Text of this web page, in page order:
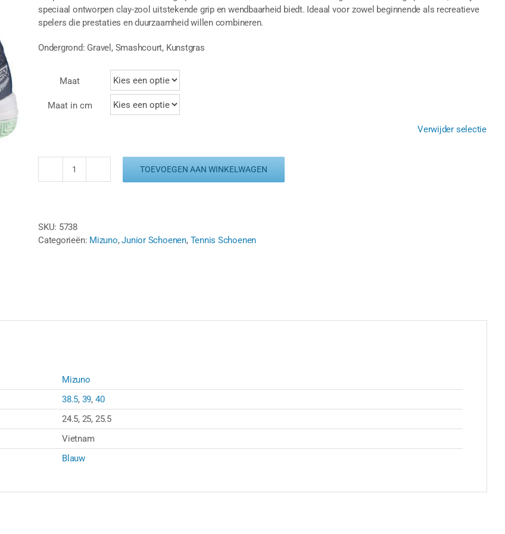
speciaal ontworpen clay-zool uitstekende grip en wendbaarheid biedt. Ideaal voor zowel beginnende als recreatieve
spelers die prestaties en duurzaamheid willen combineren.
Ondergrond: Gravel, Smashcourt, Kunstgras
Maat
Maat in cm
Verwijder selectie
MIZUNO
CLAY
-
TOEVOEGEN AAN WINKELWAGEN
SKU: 5738
Categorieën: Mizuno,Junior Schoenen, Tennis Schoenen
Mizuno
38.5, 39, 40
24.5, 25, 25.5
Vietnam
Blauw